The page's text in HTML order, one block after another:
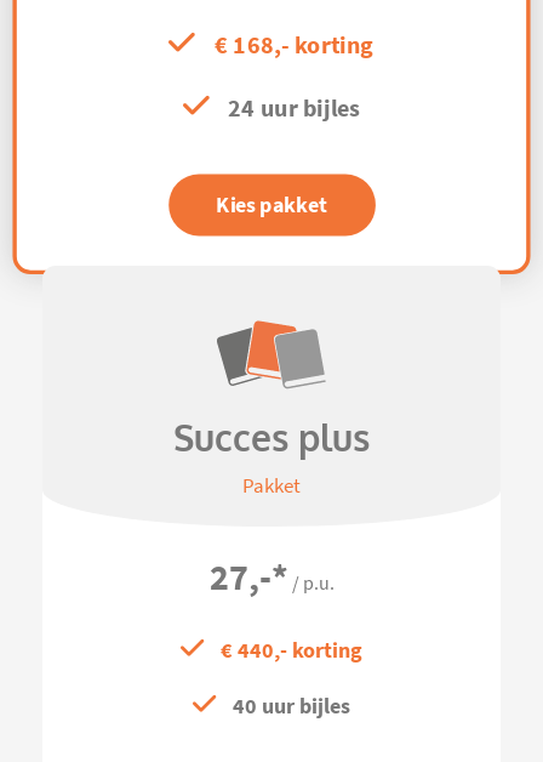
€ 168,- korting
24 uur bijles
Kies pakket
Succes plus
Pakket
27,-* / p.u.
€ 440,- korting
40 uur bijles